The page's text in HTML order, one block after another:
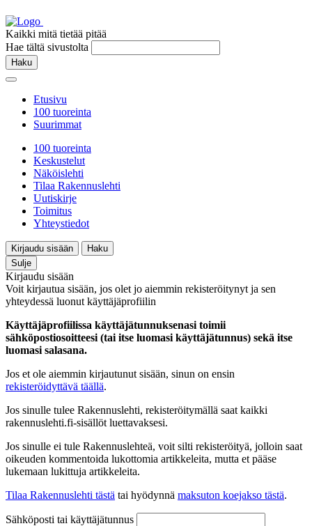
Kaikki mitä tietää pitää
Hae tältä sivustolta
Haku
Etusivu
100 tuoreinta
Suurimmat
100 tuoreinta
Keskustelut
Näköislehti
Tilaa Rakennuslehti
Uutiskirje
Toimitus
Yhteystiedot
Kirjaudu sisään
Haku
Sulje
Kirjaudu sisään
Voit kirjautua sisään, jos olet jo aiemmin rekisteröitynyt ja sen
yhteydessä luonut käyttäjäprofiilin
Käyttäjäprofiilissa käyttäjätunnuksenasi toimii
sähköpostiosoitteesi (tai itse luomasi käyttäjätunnus) sekä itse
luomasi salasana.
Jos et ole aiemmin kirjautunut sisään, sinun on ensin
rekisteröidyttävä täällä.
Jos sinulle tulee Rakennuslehti, rekisteröitymällä saat kaikki
rakennuslehti.fi-sisällöt luettavaksesi.
Jos sinulle ei tule Rakennuslehteä, voit silti rekisteröityä, jolloin saat
oikeuden kommentoida lukottomia artikkeleita, mutta et pääse
lukemaan lukittuja artikkeleita.
Tilaa Rakennuslehti tästä tai hyödynnä maksuton koejakso tästä.
Sähköposti tai käyttäjätunnus